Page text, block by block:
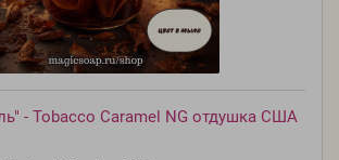
- Tobacco Caramel NG отдушка США